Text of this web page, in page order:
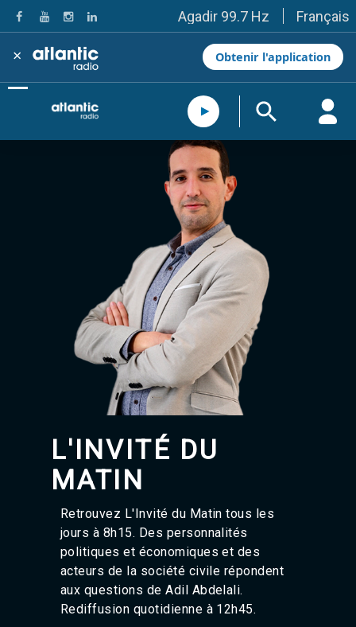
Agadir 99.7 Hz
Tanger 103.3 Hz
Tétouan 87.8 Hz
Fès 98.8 Hz
Meknès 97.2 Hz
El Jadida 97.3
Settat 104,6
Essaouira 96.6
Safi 92.3
Taza 103.0
Taounate 95.6
Tiznit 103.1
SkhourRhamna 92.2
Taroudant 104.9
Guelmim 91.9
Tan-Tan 95.2
Tafraout 104.9
Casablanca 92.5 Hz
Rabat, Salé 106.9 Hz
Marrakech 90.5 Hz
Agadir 99.7 Hz
Tanger 103.3 Hz
Tétouan 87.8 Hz
Fès 98.8 Hz
Meknès 97.2 Hz
El Jadida 97.3
Safi 92.3
Taza 103.0
Taounate 95.6
Tiznit 103.1
SkhourRhamna 92.2
Taroudant 104.9
Guelmim 91.9
Français
× Obtenir l'application
L'INVITÉ DU
MATIN
Retrouvez L'Invité du Matin tous les
jours à 8h15. Des personnalités
politiques et économiques et des
acteurs de la société civile répondent
aux questions deAdil Abdelali.
Rediffusion quotidienne à 12h45.